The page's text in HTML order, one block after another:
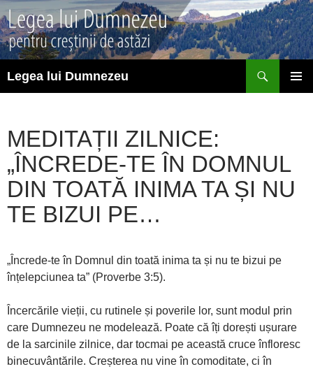
Sari
la
conținut
Legea lui Dumnezeu
MEDITAȚII ZILNICE:
„ÎNCREDE-TE ÎN DOMNUL
DIN TOATĂ INIMA TA ȘI NU
TE BIZUI PE…
„Încrede-te în Domnul din toată inima ta și nu te bizui pe
înțelepciunea ta” (Proverbe 3:5).
Încercările vieții, cu rutinele și poverile lor, sunt modul prin
care Dumnezeu ne modelează. Poate că îți dorești ușurare
de la sarcinile zilnice, dar tocmai pe această cruce înfloresc
binecuvântările. Creșterea nu vine în comoditate, ci în